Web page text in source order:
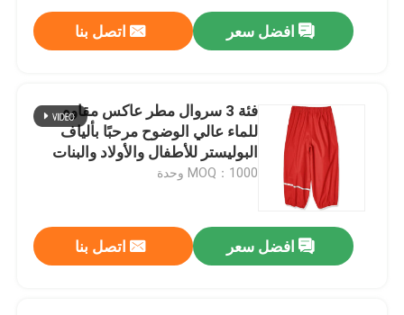
افضل سعر اتصل بنا
فئة 3 سروال مطر عاكس مقاوم
للماء عالي الوضوح مرحبًا بألياف
البوليستر للأطفال والأولاد والبنات
MOQ：1000 وحدة
افضل سعر اتصل بنا